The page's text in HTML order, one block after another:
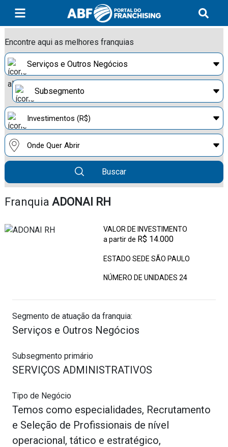
Encontre aqui as melhores franquias
Buscar
Franquia ADONAI RH
VALOR DE INVESTIMENTO
a partir de R$ 14.000
ESTADO SEDE SÃO PAULO
NÚMERO DE UNIDADES24
Segmento de atuação da franquia:
Serviços e Outros Negócios
Subsegmento primário
SERVIÇOS ADMINISTRATIVOS
Tipo de Negócio
Temos como especialidades, Recrutamento
e Seleção de Profissionais de nível
operacional, tático e estratégico,